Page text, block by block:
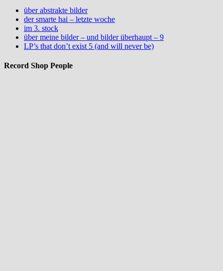
über abstrakte bilder
der smarte hai – letzte woche
im 3. stock
über meine bilder – und bilder überhaupt – 9
LP’s that don’t exist 5 (and will never be)
Record Shop People